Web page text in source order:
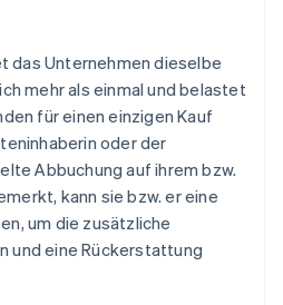
das Unternehmen dieselbe
mehr als einmal und belastet
für einen einzigen Kauf
oder der
Abbuchung auf ihrem bzw.
kann sie bzw. er eine
um die zusätzliche
und eine Rückerstattung